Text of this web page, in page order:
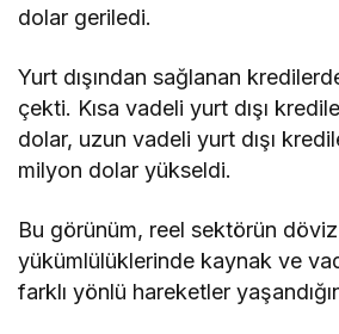
dolar geriledi.
Yurt dışından sağlanan
çekti. Kısa vadeli yurt dışı
dolar, uzun vadeli yurt dışı
milyon dolar yükseldi.
Bu görünüm, reel sektörün
yükümlülüklerinde kaynak ve
farklı yönlü hareketler